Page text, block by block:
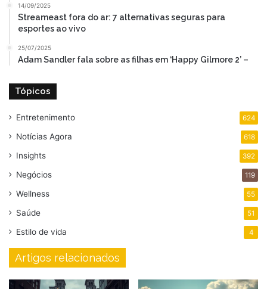
14/09/2025
Streameast fora do ar: 7 alternativas seguras para
esportes ao vivo
25/07/2025
Adam Sandler fala sobre as filhas em ‘Happy Gilmore 2’ –
Tópicos
Entretenimento 624
Notícias Agora 618
Insights 392
Negócios 119
Wellness 55
Saúde 51
Estilo de vida 4
Artigos relacionados